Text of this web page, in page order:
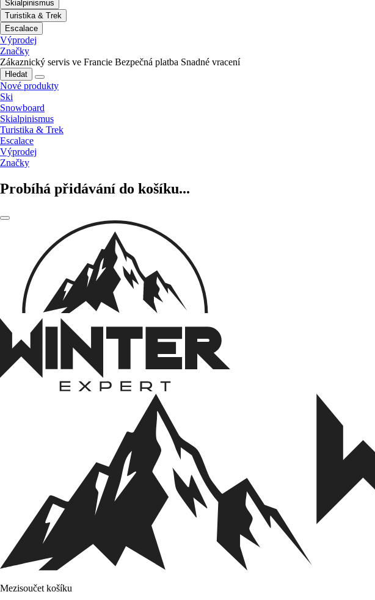
Skialpinismus
Turistika & Trek
Escalace
Výprodej
Značky
Zákaznický servis ve Francie Bezpečná platba Snadné vracení
Hledat
Nové produkty
Ski
Snowboard
Skialpinismus
Turistika & Trek
Escalace
Výprodej
Značky
Probíhá přidávání do košíku...
Mezisoučet košíku